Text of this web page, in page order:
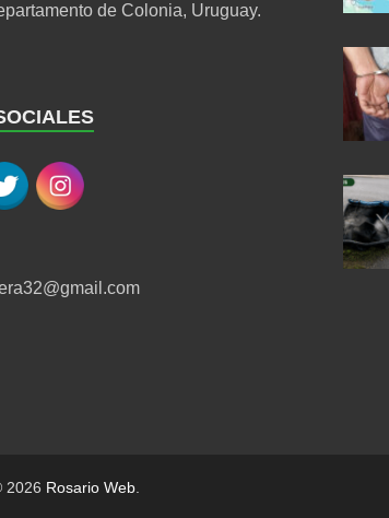
de Colonia, Uruguay.
2026 Rosario Web